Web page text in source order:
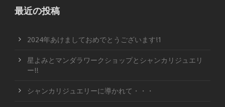
最近の投稿
2024年あけましておめでとうございます!1
星よみとマンダラワークショップとシャンカリジュエリ
ー!!
シャンカリジュエリーに導かれて・・・